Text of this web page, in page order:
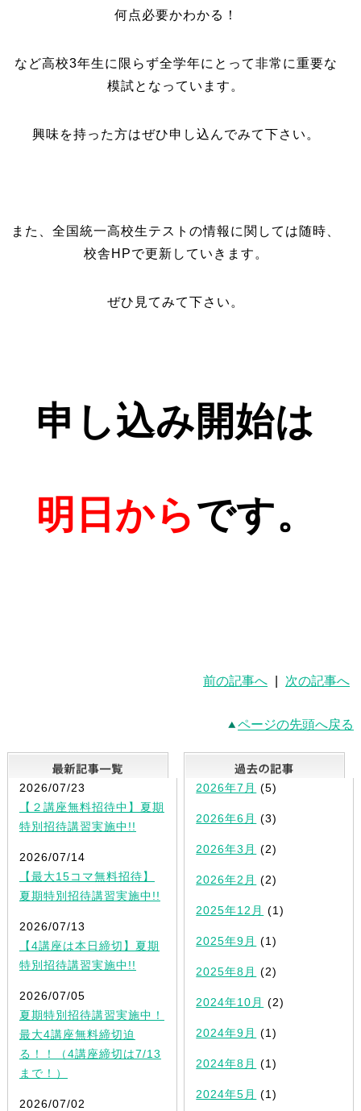
何点必要かわかる！
など高校3年生に限らず全学年にとって非常に重要な
模試となっています。
興味を持った方はぜひ申し込んでみて下さい。
また、全国統一高校生テストの情報に関しては随時、
校舎HPで更新していきます。
ぜひ見てみて下さい。
申し込み開始は
明日からです。
前の記事へ 次の記事へ
ページの先頭へ戻る
最新記事一覧
2026/07/23
【２講座無料招待中】夏期
特別招待講習実施中!!
2026/07/14
【最大15コマ無料招待】
夏期特別招待講習実施中!!
2026/07/13
【4講座は本日締切】夏期
特別招待講習実施中!!
2026/07/05
夏期特別招待講習実施中！
最大4講座無料締切迫
る！！（4講座締切は7/13
まで！）
2026/07/02
2026年7月 (5)
2026年6月 (3)
2026年3月 (2)
2026年2月 (2)
2025年12月 (1)
2025年9月 (1)
2025年8月 (2)
2024年10月 (2)
2024年9月 (1)
2024年8月 (1)
2024年5月 (1)